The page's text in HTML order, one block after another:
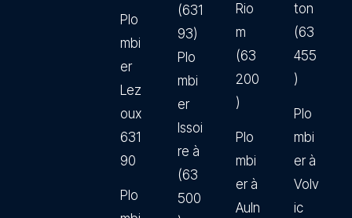
Plo
mbi
er
Lez
oux
631
90
Plo
(631
93)
Plo
mbi
er
Issoi
re à
(63
500
Rio
m
(63
200
)
Plo
mbi
er à
Auln
ton
(63
455
)
Plo
mbi
er à
Volv
ic